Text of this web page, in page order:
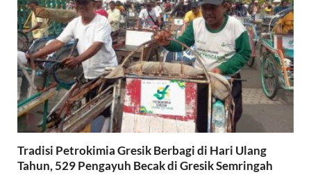
Tradisi Petrokimia Gresik Berbagi di Hari Ulang
Tahun, 529 Pengayuh Becak di Gresik Semringah